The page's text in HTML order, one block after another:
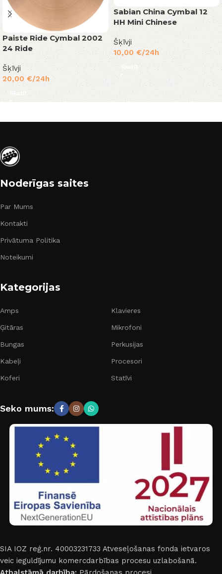
Paiste Ride Cymbal 2002
24 Ride
Šķīvji
20,00 €/24h
Skatīt
Sabian China Cymbal 12
HH Mini Chinese
Šķīvji
10,00 €/24h
Skatīt
Noderīgas saites
Par Mums
Kontakti
Privātuma Politika
Noteikumi
Kategorijas
Amps
Ģitāras
Bungas
Kabeļi
Koferi
Klavieres
Mikrofoni
Perkusijas
Procesori
Statīvi
Seko mums:
SIA IOZ reģ.nr. 40003231733 Atveseļošanas fonda ietvaros
veic ieguldījumu komercdarbības procesu uzlabošanā.